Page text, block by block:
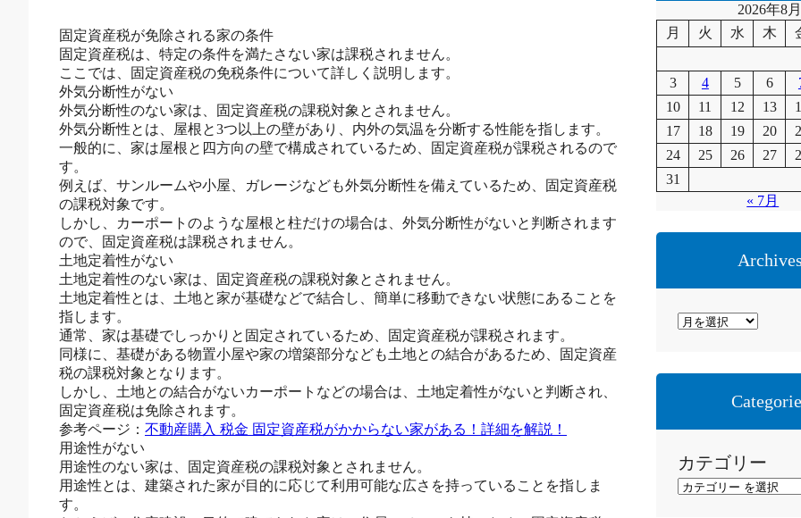
固定資産税が免除される家の条件
固定資産税は、特定の条件を満たさない家は課税されません。
ここでは、固定資産税の免税条件について詳しく説明します。
外気分断性がない
外気分断性のない家は、固定資産税の課税対象とされません。
外気分断性とは、屋根と3つ以上の壁があり、内外の気温を分断する性能を指します。
一般的に、家は屋根と四方向の壁で構成されているため、固定資産税が課税されるので
す。
例えば、サンルームや小屋、ガレージなども外気分断性を備えているため、固定資産税
の課税対象です。
しかし、カーポートのような屋根と柱だけの場合は、外気分断性がないと判断されます
ので、固定資産税は課税されません。
土地定着性がない
土地定着性のない家は、固定資産税の課税対象とされません。
土地定着性とは、土地と家が基礎などで結合し、簡単に移動できない状態にあることを
指します。
通常、家は基礎でしっかりと固定されているため、固定資産税が課税されます。
同様に、基礎がある物置小屋や家の増築部分なども土地との結合があるため、固定資産
税の課税対象となります。
しかし、土地との結合がないカーポートなどの場合は、土地定着性がないと判断され、
固定資産税は免除されます。
参考ページ： 不動産購入 税金 固定資産税がかからない家がある！詳細を解説！
用途性がない
用途性のない家は、固定資産税の課税対象とされません。
用途性とは、建築された家が目的に応じて利用可能な広さを持っていることを指しま
す。
2026年8月
月
火 水 木
3 4 5 6
10
11 12 13
17
18 19 20
24
25 26 27
31
« 7月
ア
カ
カテゴリー